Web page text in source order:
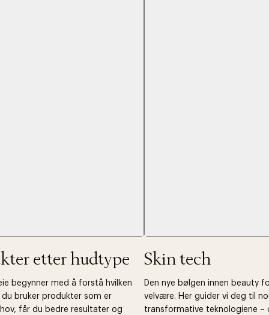
etter hudtype
begynner med å forstå hvilken
du bruker produkter som er
får du bedre resultater og
Skin tech
Den nye bølgen innen beauty
velvære. Her guider vi deg til
transformative teknologiene –